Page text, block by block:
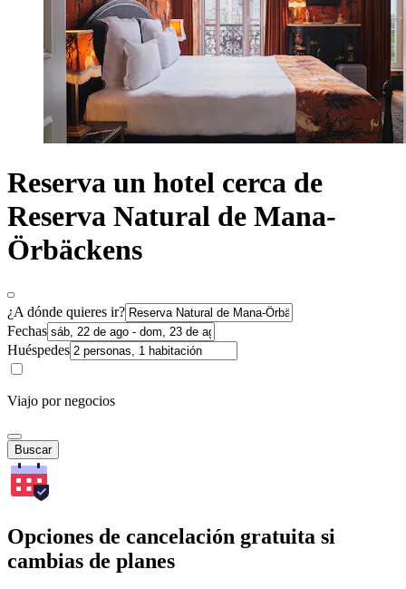
Reserva un hotel cerca de
Reserva Natural de Mana-
Örbäckens
¿A dónde quieres ir?
Fechas
Huéspedes
Viajo por negocios
Buscar
Opciones de cancelación gratuita si
cambias de planes